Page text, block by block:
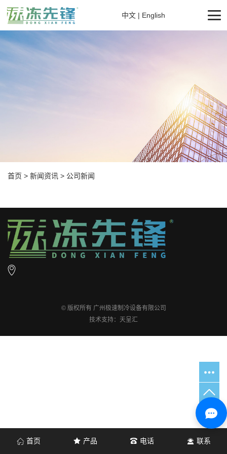
中文 | English
首页 > 新闻资讯 > 公司新闻
© 版权所有 广州极速制冷设备有限公司
技术支持：天呈汇
首页 产品 电话 联系